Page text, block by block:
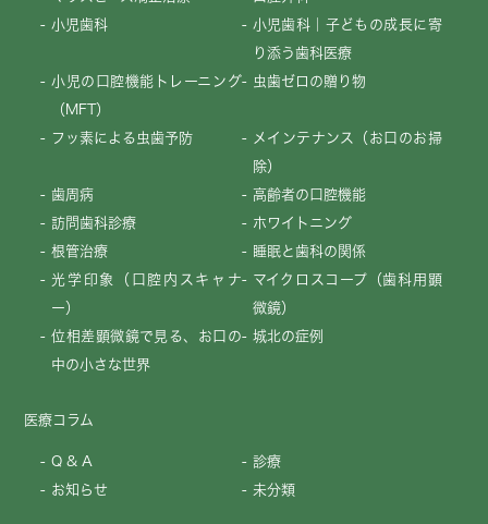
小児歯科
小児歯科｜子どもの成長に寄
り添う歯科医療
小児の口腔機能トレーニング
（MFT）
虫歯ゼロの贈り物
フッ素による虫歯予防
メインテナンス（お口のお掃
除）
歯周病
高齢者の口腔機能
訪問歯科診療
ホワイトニング
根管治療
睡眠と歯科の関係
光学印象（口腔内スキャナ
ー）
マイクロスコープ（歯科用顕
微鏡）
位相差顕微鏡で見る、お口の
中の小さな世界
城北の症例
医療コラム
Q & A
診療
お知らせ
未分類